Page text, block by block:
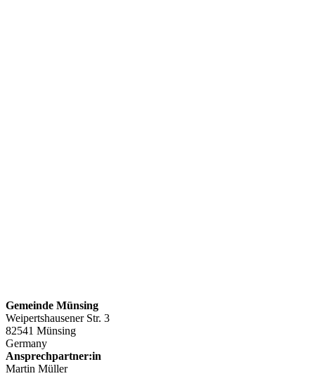
Gemeinde Münsing
Weipertshausener Str. 3
82541 Münsing
Germany
Ansprechpartner:in
Martin Müller